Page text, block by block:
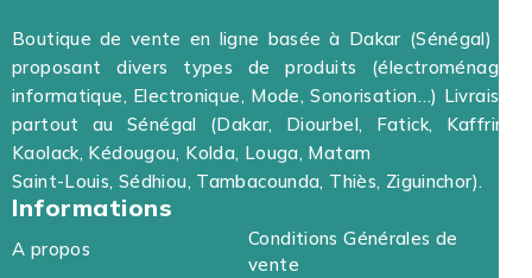
Boutique de vente en ligne basée à Dakar (Sénégal) et
proposant divers types de produits (électroménager,
informatique, Electronique, Mode, Sonorisation…) Livraison
partout au Sénégal (Dakar, Diourbel, Fatick, Kaffrine,
Kaolack, Kédougou, Kolda, Louga, Matam
Saint-Louis, Sédhiou, Tambacounda, Thiès, Ziguinchor).
Informations
A propos
Conditions Générales de
vente